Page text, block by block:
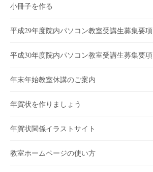
小冊子を作る
平成29年度院内パソコン教室受講生募集要項
平成30年度院内パソコン教室受講生募集要項
年末年始教室休講のご案内
年賀状を作りましょう
年賀状関係イラストサイト
教室ホームページの使い方